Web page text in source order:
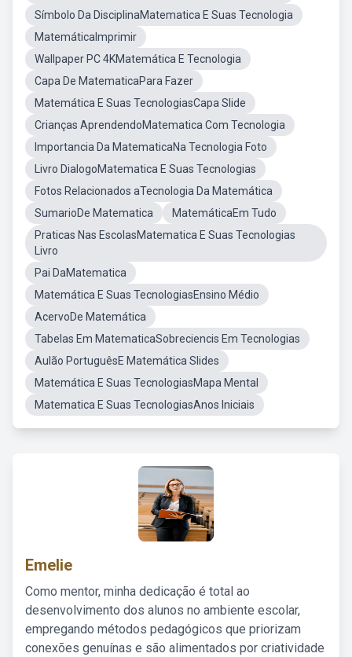
Símbolo Da DisciplinaMatematica E Suas Tecnologia
MatemáticaImprimir
Wallpaper PC 4KMatemática E Tecnologia
Capa De MatematicaPara Fazer
Matemática E Suas TecnologiasCapa Slide
Crianças AprendendoMatematica Com Tecnologia
Importancia Da MatematicaNa Tecnologia Foto
Livro DialogoMatematica E Suas Tecnologias
Fotos Relacionados aTecnologia Da Matemática
SumarioDe Matematica
MatemáticaEm Tudo
Praticas Nas EscolasMatematica E Suas Tecnologias
Livro
Pai DaMatematica
Matemática E Suas TecnologiasEnsino Médio
AcervoDe Matemática
Tabelas Em MatematicaSobreciencis Em Tecnologias
Aulão PortuguêsE Matemática Slides
Matemática E Suas TecnologiasMapa Mental
Matematica E Suas TecnologiasAnos Iniciais
Emelie
Como mentor, minha dedicação é total ao
desenvolvimento dos alunos no ambiente escolar,
empregando métodos pedagógicos que priorizam
conexões genuínas e são alimentados por criatividade